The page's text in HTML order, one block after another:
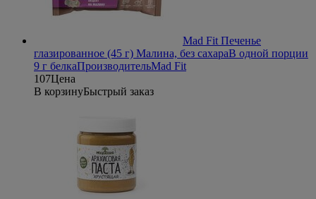
Mad Fit Печенье
глазированное (45 г) Малина, без сахараВ одной порции
9 г белкаПроизводительMad Fit
107Цена
В корзинуБыстрый заказ